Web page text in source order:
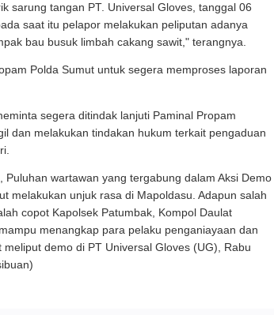
sarung tangan PT. Universal Gloves, tanggal 06
saat itu pelapor melakukan peliputan adanya
bau busuk limbah cakang sawit," terangnya.
Polda Sumut untuk segera memproses laporan
segera ditindak lanjuti Paminal Propam
dan melakukan tindakan hukum terkait pengaduan
Puluhan wartawan yang tergabung dalam Aksi Demo
melakukan unjuk rasa di Mapoldasu. Adapun salah
copot Kapolsek Patumbak, Kompol Daulat
menangkap para pelaku penganiayaan dan
meliput demo di PT Universal Gloves (UG), Rabu